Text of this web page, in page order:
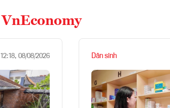
VnEconomy
12:18, 08/08/2026 Dân sinh